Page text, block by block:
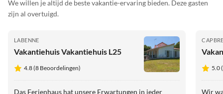
We willen je altijd de beste vakantie-ervaring bieden. Deze gasten
zijn al overtuigd.
LABENNE
Vakantiehuis Vakantiehuis L25
4.8 (8 Beoordelingen)
Das Ferienhaus hat unsere Erwartungen in jeder
5.0
Wir